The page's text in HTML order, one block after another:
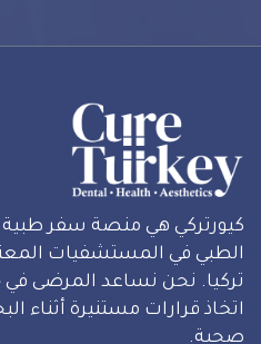
كيورتركي هي منصة سفر
تركيا. نحن نساعد المرضى في
اتخاذ قرارات مستنيرة أثناء
صحية.